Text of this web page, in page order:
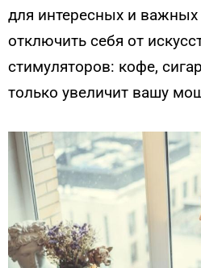
для интересных и
отключить себя от
стимуляторов: кофе,
только увеличит вашу